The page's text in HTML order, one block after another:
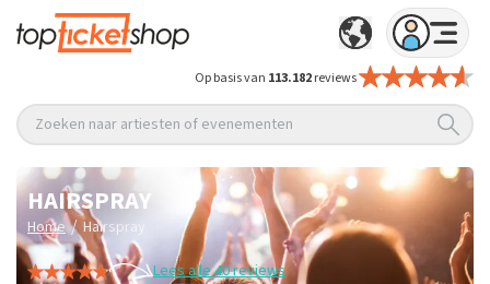
Op basis van 113.182reviews
Zoeken naar artiesten of evenementen
HAIRSPRAY
Home / Hairspray
Lees alle 40 reviews